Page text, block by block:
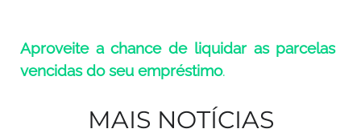
Aproveite a chance de liquidar as parcelas
vencidas do seu empréstimo.
MAIS NOTÍCIAS